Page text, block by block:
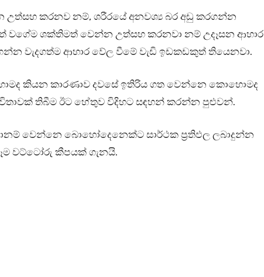
කරනව නම්, ශරීරයේ අනවශ්‍ය බර අඩු කරගන්න
වගේම ශක්තිමත් වෙන්න උත්සහ කරනවා නම් උදෑසන ආහාර
වැදගත්ම ආහාර වේල වීමේ වැඩි ඉඩකඩකුත් තියෙනවා.
කියන කාරණාව දවසේ ඉතිරිය ගත වෙන්නෙ කොහොමද
තිබීම ඊට හේතුව විදිහට සඳහන් කරන්න පුළුවන්.
වෙන්නෙ බොහෝදෙනෙක්ට සාර්ථක ප්‍රතිඵල ලබාදුන්න
වට්ටෝරු කීපයක් ගැනයි.